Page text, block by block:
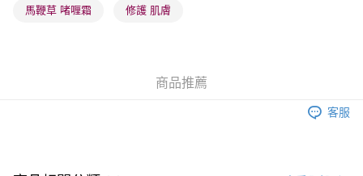
馬鞭草 啫喱霜 修護 肌膚
商品推薦
客服